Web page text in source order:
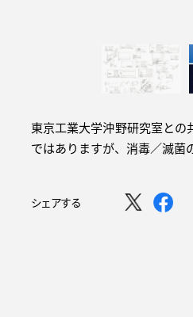
東京工業大学沖野研究室と
ではありますが、消毒／滅菌
シェアする